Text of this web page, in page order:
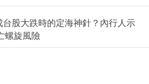
台股大跌時的定海神針？內行人示
螺旋風險